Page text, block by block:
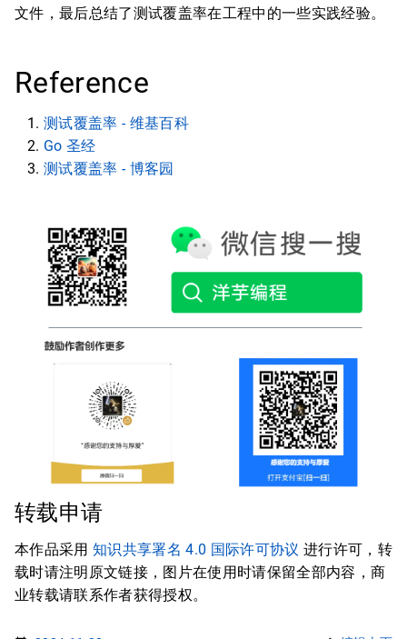
文件，最后总结了测试覆盖率在工程中的一些实践经验。
Reference
测试覆盖率 - 维基百科
Go 圣经
测试覆盖率 - 博客园
转载申请
本作品采用 知识共享署名 4.0 国际许可协议 进行许可，转
载时请注明原文链接，图片在使用时请保留全部内容，商
业转载请联系作者获得授权。